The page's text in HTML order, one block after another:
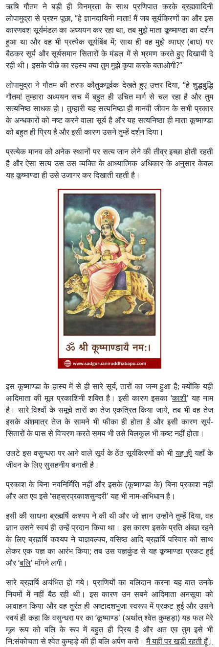
ऋषि गौतम ने बड़ी ही विनम्रता के साथ प्रणिपात करके ब्रह्मवादिनी
लोपामुद्रा से प्रश्न पूछा, “हे ज्ञानदायिनी माता! मैं जब सूर्यकिरणों का और इस
कारणवश सूर्यमंडल का अध्ययन कर रहा था, तब मुझे माता कूष्माण्डा का दर्शन
हुआ था और वह भी प्रत्येक सूर्यबिंब में; साथ ही वह मुझे व्याघ्र (बाघ) पर
बैठकर सूर्य और सूर्यसमान सितारों के मंडल में से भ्रमण करते हुए दिखायी दे
रही थी। इसके पीछे का रहस्य क्या तुम मुझे कृपा करके बताओगी?”
लोपामुद्रा ने गौतम की तरफ कौतुकपूर्वक देखते हुए उत्तर दिया, “हे शुद्धबुद्धि
गौतम! तुम्हारा अध्ययन सच में बहुत ही उचित मार्ग से चल रहा है और तुम
सत्यनिष्ठ साधक हो। तुम्हारी यह सत्यनिष्ठा ही मानवी जीवन के सभी प्रकार
के अन्धकारों को नष्ट करने वाला सूर्य है और यह सत्यनिष्ठा ही माता कूष्माण्डा
को बहुत ही प्रिय है और इसी कारण उसने तुम्हें दर्शन दिया।
प्रत्येक मानव को अनेक स्थानों पर सत्य जान लेने की तीव्र इच्छा होती रहती
है और ऐसा सत्य उस उस व्यक्ति के आध्यात्मिक अधिकार के अनुसार केवल
यह कूष्माण्डा ही उसे उजागर कर दिखाती रहती है।
इस कूष्माण्डा के हास्य में से ही सारे सूर्य, तारों का जन्म हुआ है; क्योंकि यही
आदिमाता की मूल प्रकाशिनी शक्ति है। इसी कारण इसका ‘काशी' यह नाम
है। सारे विश्वों के समूचे तारों का तेज एकत्रित किया जाये, तब भी वह तेज
इसके अंशमात्र तेज के सामने भी फीका ही होता है और इसी कारण सूर्य-
सितारों के पास से विचरण करते समय भी उसे बिलकुल भी कष्ट नहीं होता।
उलटे इस वसुन्धरा पर आने वाले सूर्य के ठेंठ सूर्यकिरणों को भीयह हीयहाँ के
जीवन के लिए सुसहनीय बनाती है।
प्रकाश के बिना नवनिर्मिति नहीं और इसके (कूष्माण्डा के) बिना प्रकाश नहीं
और अत एव इसे ‘सहस्रप्रकाशसुन्दरी' यह भी नाम-अभिधान है।
इसी की साधना ब्रह्मर्षि कश्यप ने की थी और जो ज्ञान उन्होंने तुम्हें दिया, वह
ज्ञान उसने स्वयं ही उन्हें प्रदान किया था। इस कारण इसके प्रति अंबज्ञ रहने
के लिए ब्रह्मर्षि कश्यप ने याज्ञवल्क्य, वसिष्ठ आदि ब्रह्मर्षि परिवार को साथ
लेकर एक यज्ञ का आरंभ किया; तब उस यज्ञकुंड से यह कूष्माण्डा प्रकट हुई
और ‘बलि' माँगने लगी।
सारे ब्रह्मर्षि अचंभित हो गये। प्राणियों का बलिदान करना यह बात उनके
नियमों में नहीं बैठ रही थी। इस कारण उन सबने आदिमाता अनसूया को
आवाहन किया और वह तुरंत ही अष्टादशभुजा स्वरूप में प्रकट हुई और उसने
स्वयं ही कहा कि वसुन्धरा पर का ‘कूष्माण्ड' (अर्थात्‌‍ श्वेत कुम्हड़ा) यह फल मेरे
मूल रूप को बलि के रूप में बहुत ही प्रिय है और अत एव तुम इसे भी
नि:संकोचता से श्वेत कुम्हड़े की ही बलि अर्पण करो।मैं यहीं पर खड़ी रहती हूँ।